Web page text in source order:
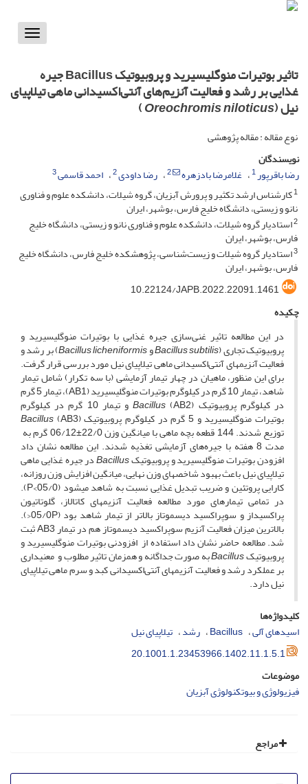
Toggle
تاثیر بوتیرات منوگلیسیرید و پروبیوتیک Bacillus جیره
غذایی بر رشد و فعالیت آنزیم‌های آنتی‌اکسیدانی ماهی تیلاپیای
نیل (Oreochromis niloticus
)
نوع مقاله : مقاله پژوهشی
نویسندگان
رضا باقرپور1 غلامرضا بادزهره 2 رضا داودی2 احمد قاسمی3
1کارشناس ارشد تکثیر و پرورش آبزیان، گروه شیلات، دانشکده علوم و فناوری
نانو و زیستی، دانشگاه خلیج فارس، بوشهر، ایران
2استادیار گروه شیلات، دانشکده علوم و فناوری نانو و زیستی، دانشگاه خلیج
فارس، بوشهر، ایران
3استادیار گروه شیلات و زیست‌شناسی، پژوهشکده خلیج فارس، دانشگاه خلیج
فارس، بوشهر، ایران
10.22124/JAPB.2022.22091.1461
چکیده
در این مطالعه تاثیر غنی‌سازی جیره غذایی با بوتیرات منوگلیسیرید و
پروبیوتیک تجاری (Bacillus subtilisوBacillus licheniformis) بر رشد و
فعالیت آنزیم­های آنتی‌اکسیدانی ماهی تیلاپیای نیل مورد بررسی قرار گرفت.
برای این منظور، ماهیان در چهار تیمار آزمایشی (با سه تکرار) شامل تیمار
شاهد، تیمار 10 گرم در کیلوگرم بوتیرات منوگلیسیرید (AB1)، تیمار 5 گرم
در کیلوگرم پروبیوتیک Bacillus (AB2) و تیمار 10 گرم در کیلوگرم
بوتیرات منوگلیسیرید و 5 گرم در کیلوگرم پروبیوتیک Bacillus(AB3)
توزیع شدند. 144 قطعه بچه ماهی با میانگین وزن 22/0±06/12 گرم به
مدت 8 هفته با جیره‌های آزمایشی تغذیه شدند. این مطالعه نشان داد
افزودن بوتیرات منوگلیسیرید و پروبیوتیکBacillusدر جیره غذایی ماهی
تیلاپیای نیل باعث بهبود شاخص­های وزن نهایی، میانگین افزایش وزن روزانه،
کارایی پروتئین و ضریب تبدیل غذایی نسبت به شاهد می­شود (05/0>P).
در تمامی تیمارهای مورد مطالعه فعالیت آنزیم­های کاتالاز، گلوتاتیون
پراکسیداز و سوپراکسید دیسموتاز بالاتر از تیمار شاهد بود (05/0P<).
بالاترین میزان فعالیت آنزیم سوپراکسید دیسموتاز هم در تیمار AB3 ثبت
شد. مطالعه حاضر نشان داد استفاده از افزودنی بوتیرات منوگلیسیرید و
پروبیوتیکBacillusبه صورت جداگانه و همزمان تاثیر مطلوب و معنی­داری
بر عملکرد رشد و فعالیت آنزیم­های آنتی‌اکسیدانی کبد و سرم ماهی تیلاپیای
نیل دارد.
کلیدواژه‌ها
اسیدهای آلی Bacillus رشد تیلاپیای نیل
20.1001.1.23453966.1402.11.1.5.1
موضوعات
فیزیولوژی و بیوتکنولوژی آبزیان
مراجع